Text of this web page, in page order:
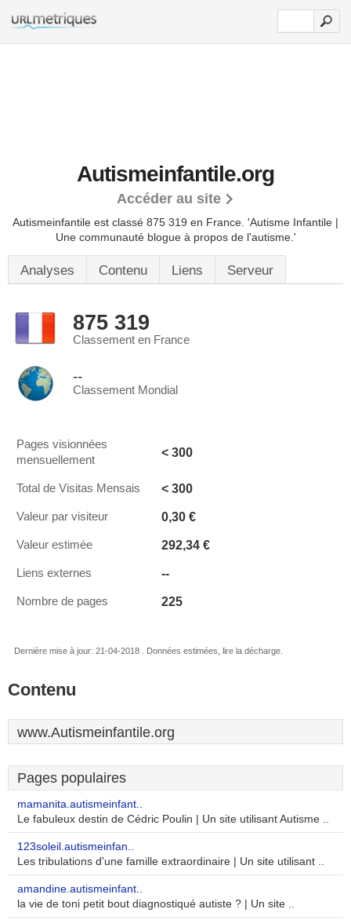
Autismeinfantile.org
Accéder au site
Autismeinfantile est classé 875 319 en France. 'Autisme Infantile |
Une communauté blogue à propos de l'autisme.'
Analyses Contenu Liens Serveur
875 319
Classement en France
--
Classement Mondial
Pages visionnées
mensuellement
< 300
Total de Visitas Mensais < 300
Valeur par visiteur 0,30 €
Valeur estimée 292,34 €
Liens externes --
Nombre de pages 225
Dernière mise à jour: 21-04-2018 . Données estimées, lire la décharge.
Contenu
www.Autismeinfantile.org
Pages populaires
mamanita.autismeinfant..
Le fabuleux destin de Cédric Poulin | Un site utilisant Autisme ..
123soleil.autismeinfan..
Les tribulations d'une famille extraordinaire | Un site utilisant ..
amandine.autismeinfant..
la vie de toni petit bout diagnostiqué autiste ? | Un site ..